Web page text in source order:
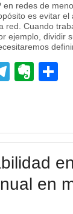
redes de
es evitar
red. Cuando
ejemplo, dividir
en